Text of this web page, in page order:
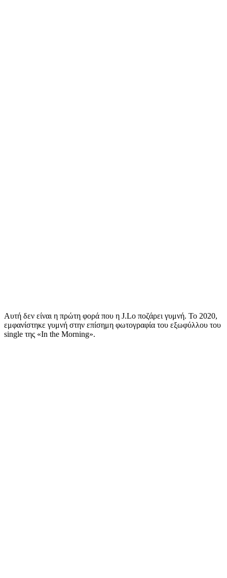
Αυτή δεν είναι η πρώτη φορά που η J.Lo ποζάρει γυμνή. Το 2020,
εμφανίστηκε γυμνή στην επίσημη φωτογραφία του εξωφύλλου του
single της «In the Morning».